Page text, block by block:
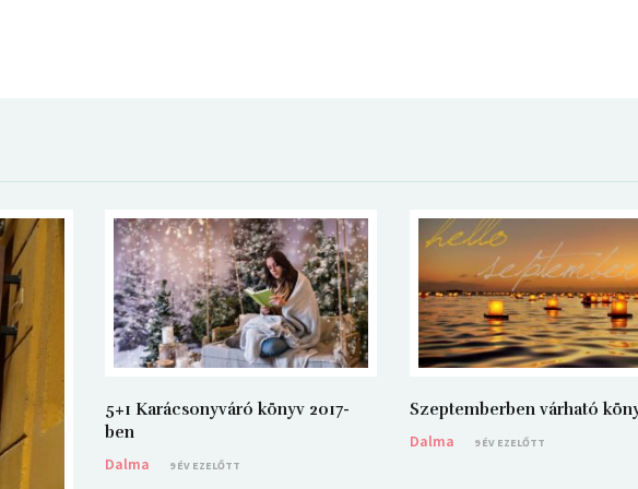
5+1 Karácsonyváró könyv 2017-
ben
Dalma
9 ÉV EZELŐTT
Szeptemberben várható
Dalma
9 ÉV EZELŐTT